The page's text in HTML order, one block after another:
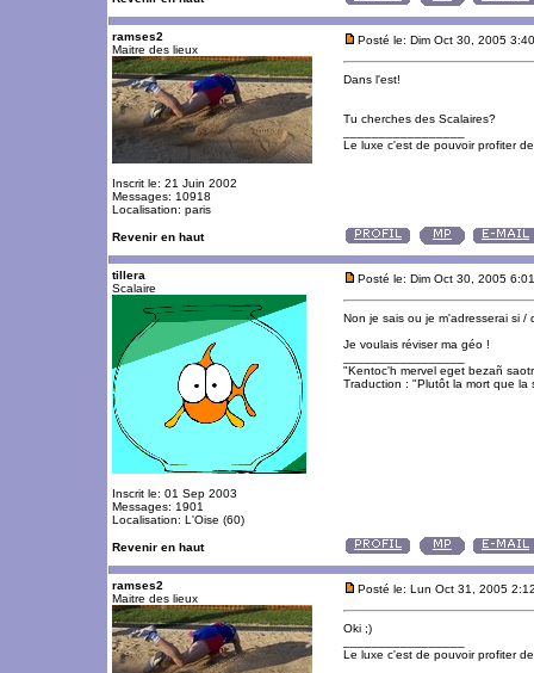
ramses2
Maitre des lieux
Inscrit le: 21 Juin 2002
Messages: 10918
Localisation: paris
Posté le: Dim Oct 30, 2005
Dans l'est!
Tu cherches des Scalaires?
Le luxe c'est de pouvoir profiter
Revenir en haut
tillera
Scalaire
Inscrit le: 01 Sep 2003
Messages: 1901
Localisation: L'Oise (60)
Posté le: Dim Oct 30, 2005
Non je sais ou je m'adresserai si /
Je voulais réviser ma géo !
"Kentoc'h mervel eget bezañ
Traduction : "Plutôt la mort que la
Revenir en haut
ramses2
Maitre des lieux
Posté le: Lun Oct 31, 2005
Oki ;)
Le luxe c'est de pouvoir profiter